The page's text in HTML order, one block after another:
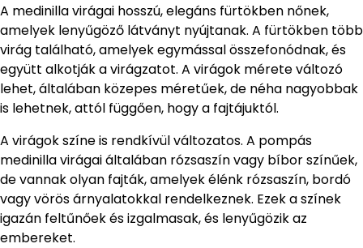
A medinilla virágai hosszú, elegáns fürtökben nőnek,
amelyek lenyűgöző látványt nyújtanak. A fürtökben több
virág található, amelyek egymással összefonódnak, és
együtt alkotják a virágzatot. A virágok mérete változó
lehet, általában közepes méretűek, de néha nagyobbak
is lehetnek, attól függően, hogy a fajtájuktól.
A virágok színe is rendkívül változatos. A pompás
medinilla virágai általában rózsaszín vagy bíbor színűek,
de vannak olyan fajták, amelyek élénk rózsaszín, bordó
vagy vörös árnyalatokkal rendelkeznek. Ezek a színek
igazán feltűnőek és izgalmasak, és lenyűgözik az
embereket.